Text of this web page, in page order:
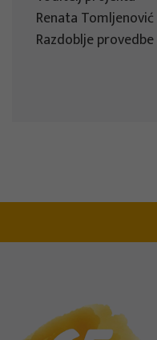
Renata Tomljenović
Razdoblje provedbe